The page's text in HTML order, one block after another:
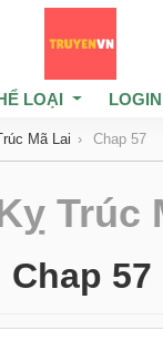
LOẠI LOGIN
Mã Lai Chap 57
Trúc
Chap 57